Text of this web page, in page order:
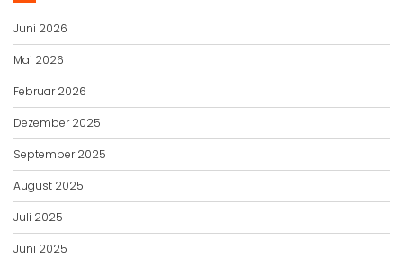
Juni 2026
Mai 2026
Februar 2026
Dezember 2025
September 2025
August 2025
Juli 2025
Juni 2025